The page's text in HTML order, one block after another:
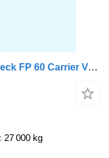
Schmitz Cargobull SKO Double Deck FP 60 Carrier Vector 1550 Lifting Axle
27 000 kg